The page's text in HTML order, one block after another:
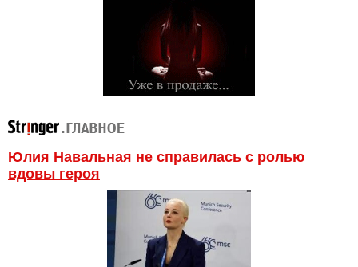
Юлия Навальная не справилась с ролью
вдовы героя